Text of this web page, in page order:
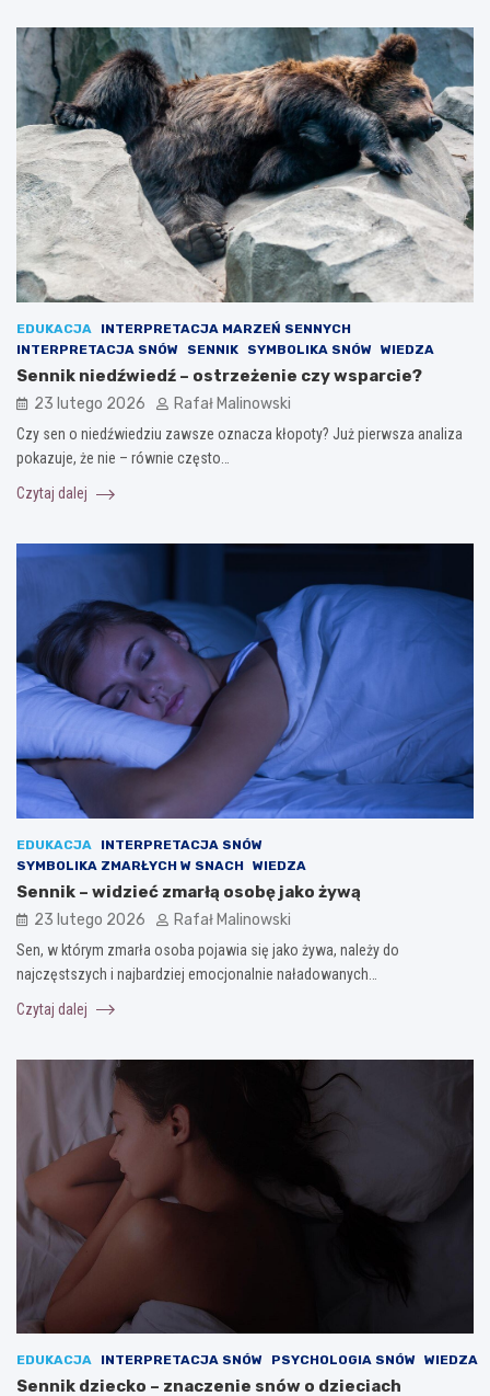
EDUKACJA
INTERPRETACJA MARZEŃ SENNYCH
INTERPRETACJA SNÓW
SENNIK SYMBOLIKA SNÓW WIEDZA
Sennik niedźwiedź – ostrzeżenie czy wsparcie?
23 lutego 2026 Rafał Malinowski
Czy sen o niedźwiedziu zawsze oznacza kłopoty? Już pierwsza analiza
pokazuje, że nie – równie często…
Czytaj dalej
EDUKACJA
INTERPRETACJA SNÓW
SYMBOLIKA ZMARŁYCH W SNACH
WIEDZA
Sennik – widzieć zmarłą osobę jako żywą
23 lutego 2026 Rafał Malinowski
Sen, w którym zmarła osoba pojawia się jako żywa, należy do
najczęstszych i najbardziej emocjonalnie naładowanych…
Czytaj dalej
EDUKACJA INTERPRETACJA SNÓW PSYCHOLOGIA SNÓW WIEDZA
Sennik dziecko – znaczenie snów o dzieciach